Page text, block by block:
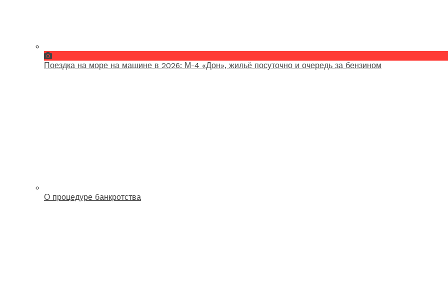
Поездка на море на машине в 2026: М-4 «Дон», жильё посуточно и очередь за бензином
О процедуре банкротства